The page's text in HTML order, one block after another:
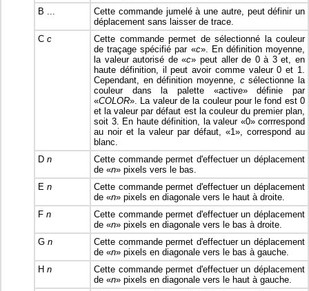
B ...
Cette commande jumelé à une autre, peut définir un
déplacement sans laisser de trace.
C c
Cette commande permet de sélectionné la couleur
de traçage spécifié par «c». En définition moyenne,
la valeur autorisé de «c» peut aller de 0 à 3 et, en
haute définition, il peut avoir comme valeur 0 et 1.
Cependant, en définition moyenne, csélectionne la
couleur dans la palette «active» définie par
«COLOR». La valeur de la couleur pour le fond est 0
et la valeur par défaut est la couleur du premier plan,
soit 3. En haute définition, la valeur «0» corrrespond
au noir et la valeur par défaut, «1», correspond au
blanc.
D n
Cette commande permet d'effectuer un déplacement
de «n» pixels vers le bas.
E n
Cette commande permet d'effectuer un déplacement
de «n» pixels en diagonale vers le haut à droite.
F n
Cette commande permet d'effectuer un déplacement
de «n» pixels en diagonale vers le bas à droite.
G n
Cette commande permet d'effectuer un déplacement
de «n» pixels en diagonale vers le bas à gauche.
H n
Cette commande permet d'effectuer un déplacement
de «n» pixels en diagonale vers le haut à gauche.